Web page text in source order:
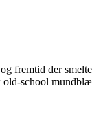
fremtid der
school